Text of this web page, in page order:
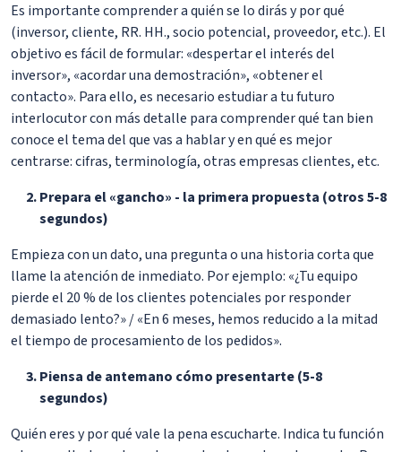
Es importante comprender a quién se lo dirás y por qué
(inversor, cliente, RR. HH., socio potencial, proveedor, etc.). El
objetivo es fácil de formular: «despertar el interés del
inversor», «acordar una demostración», «obtener el
contacto». Para ello, es necesario estudiar a tu futuro
interlocutor con más detalle para comprender qué tan bien
conoce el tema del que vas a hablar y en qué es mejor
centrarse: cifras, terminología, otras empresas clientes, etc.
Prepara el «gancho» - la primera propuesta (otros 5-8
segundos)
Empieza con un dato, una pregunta o una historia corta que
llame la atención de inmediato. Por ejemplo: «¿Tu equipo
pierde el 20 % de los clientes potenciales por responder
demasiado lento?» / «En 6 meses, hemos reducido a la mitad
el tiempo de procesamiento de los pedidos».
Piensa de antemano cómo presentarte (5-8
segundos)
Quién eres y por qué vale la pena escucharte. Indica tu función